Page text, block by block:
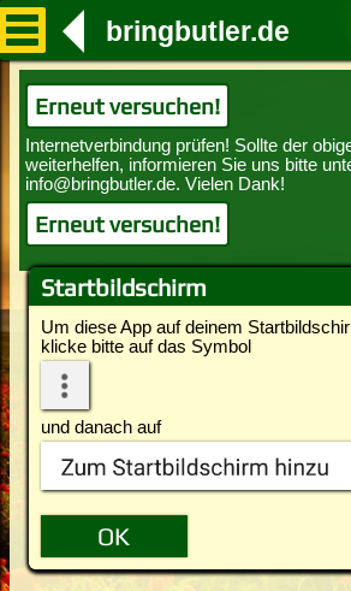
Startbildschirm
Um diese App auf deinem
klicke bitte auf das Symbol
und danach auf
bringbutler.de
Erneut versuchen!
Erneut versuchen!